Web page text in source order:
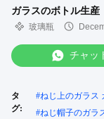
ガラスのボトル生産
玻璃瓶
チャッ
タ
グ:
#ねじ上のガラス
#ねじ帽子のガラ